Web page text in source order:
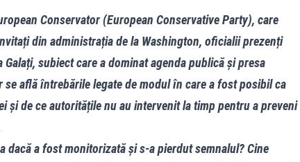
Conservator (European Conservative Party), care
din administrația de la Washington, oficialii prezenți
subiect care a dominat agenda publică și presa
află întrebările legate de modul în care a fost posibil ca
și de ce autoritățile nu au intervenit la timp pentru a preveni
dacă a fost monitorizată și s-a pierdut semnalul? Cine